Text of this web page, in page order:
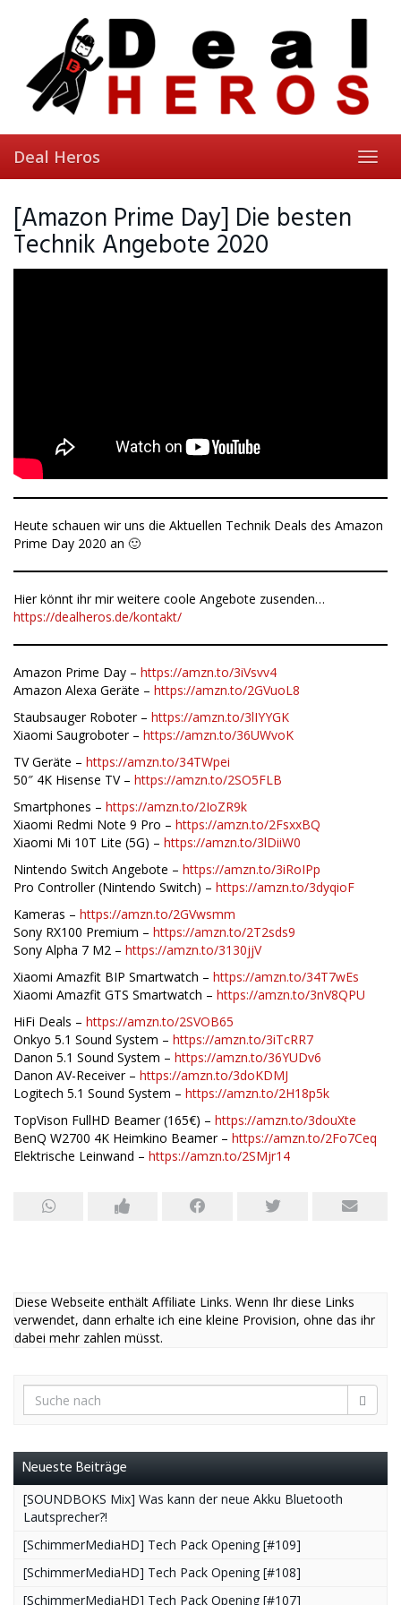
Deal Heros
[Amazon Prime Day] Die besten
Technik Angebote 2020
Heute schauen wir uns die Aktuellen Technik Deals des Amazon
Prime Day 2020 an 🙂
Hier könnt ihr mir weitere coole Angebote zusenden…
https://dealheros.de/kontakt/
Amazon Prime Day – https://amzn.to/3iVsvv4
Amazon Alexa Geräte – https://amzn.to/2GVuoL8
Staubsauger Roboter – https://amzn.to/3lIYYGK
Xiaomi Saugroboter – https://amzn.to/36UWvoK
TV Geräte – https://amzn.to/34TWpei
50″ 4K Hisense TV – https://amzn.to/2SO5FLB
Smartphones – https://amzn.to/2IoZR9k
Xiaomi Redmi Note 9 Pro – https://amzn.to/2FsxxBQ
Xiaomi Mi 10T Lite (5G) – https://amzn.to/3lDiiW0
Nintendo Switch Angebote – https://amzn.to/3iRoIPp
Pro Controller (Nintendo Switch) – https://amzn.to/3dyqioF
Kameras – https://amzn.to/2GVwsmm
Sony RX100 Premium – https://amzn.to/2T2sds9
Sony Alpha 7 M2 – https://amzn.to/3130jjV
Xiaomi Amazfit BIP Smartwatch – https://amzn.to/34T7wEs
Xiaomi Amazfit GTS Smartwatch – https://amzn.to/3nV8QPU
HiFi Deals – https://amzn.to/2SVOB65
Onkyo 5.1 Sound System – https://amzn.to/3iTcRR7
Danon 5.1 Sound System – https://amzn.to/36YUDv6
Danon AV-Receiver – https://amzn.to/3doKDMJ
Logitech 5.1 Sound System – https://amzn.to/2H18p5k
TopVison FullHD Beamer (165€) – https://amzn.to/3douXte
BenQ W2700 4K Heimkino Beamer – https://amzn.to/2Fo7Ceq
Elektrische Leinwand – https://amzn.to/2SMjr14
Diese Webseite enthält Affiliate Links. Wenn Ihr diese Links
verwendet, dann erhalte ich eine kleine Provision, ohne das ihr
dabei mehr zahlen müsst.
Neueste Beiträge
[SOUNDBOKS Mix] Was kann der neue Akku Bluetooth
Lautsprecher?!
[SchimmerMediaHD] Tech Pack Opening [#109]
[SchimmerMediaHD] Tech Pack Opening [#108]
[SchimmerMediaHD] Tech Pack Opening [#107]